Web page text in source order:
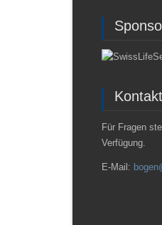
Für Fragen
Verfügung.
E-Mail: